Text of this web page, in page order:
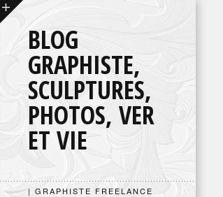
BLOG
GRAPHISTE,
SCULPTURES,
PHOTOS, VER
ET VIE
| GRAPHISTE FREELANCE